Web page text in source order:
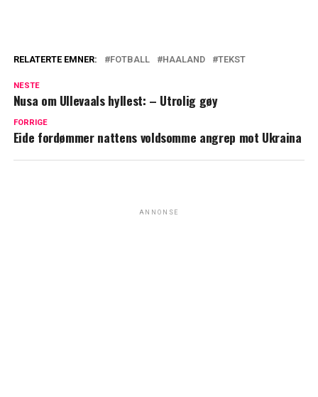
RELATERTE EMNER: FOTBALL HAALAND TEKST
NESTE
Nusa om Ullevaals hyllest: – Utrolig gøy
FORRIGE
Eide fordømmer nattens voldsomme angrep mot Ukraina
ANNONSE